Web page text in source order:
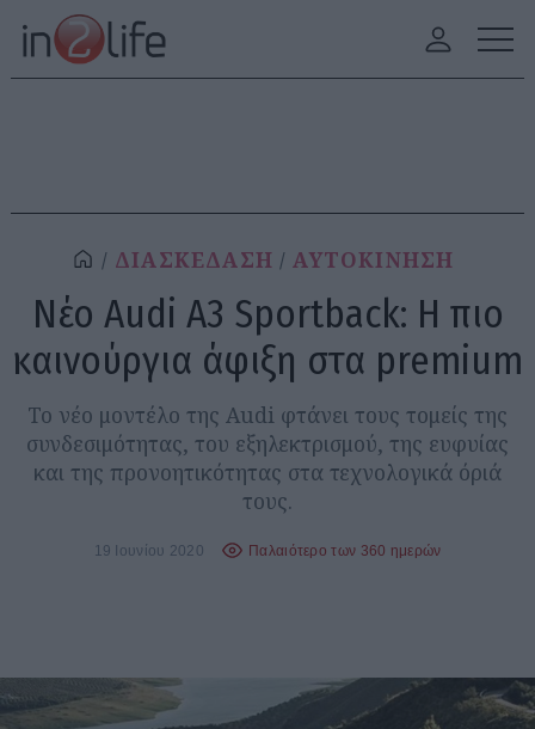
ΔΙΑΣΚΕΔΑΣΗ ΑΥΤΟΚΙΝΗΣΗ
Νέο Audi Α3 Sportback: Η πιο
καινούργια άφιξη στα premium
Το νέο μοντέλο της Audi φτάνει τους τομείς της
συνδεσιμότητας, του εξηλεκτρισμού, της ευφυίας
και της προνοητικότητας στα τεχνολογικά όριά
τους.
19 Ιουνίου 2020 Παλαιότερο των 360 ημερών